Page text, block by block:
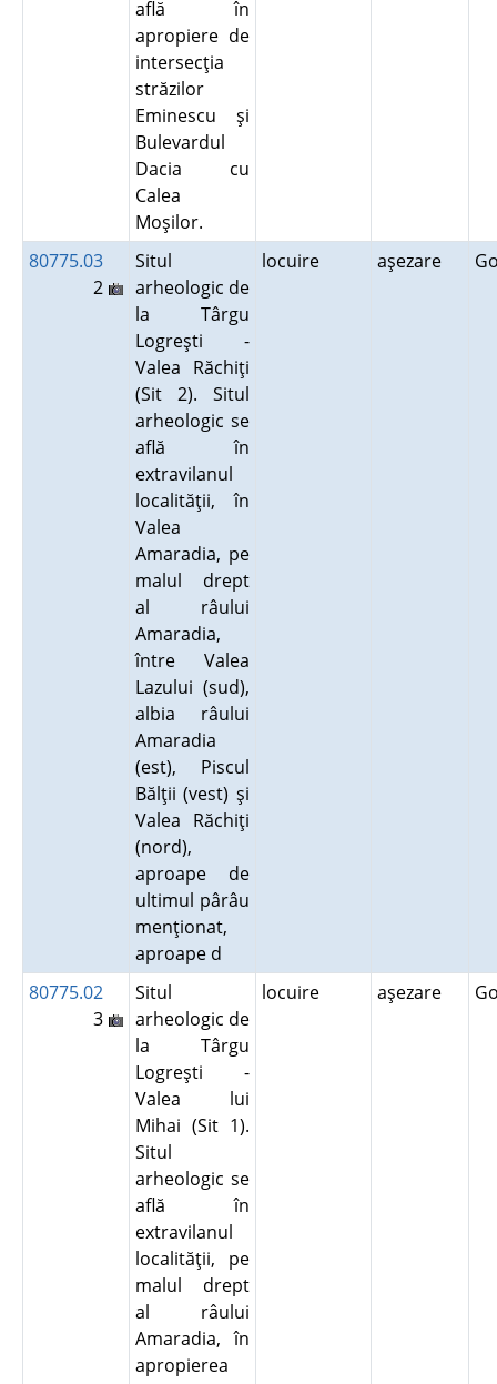
află în
apropiere de
intersecţia
străzilor
Eminescu şi
Bulevardul
Dacia cu
Calea
Moşilor.
80775.03
2
Situl
arheologic de
la Târgu
Logreşti -
Valea Răchiţi
(Sit 2). Situl
arheologic se
află în
extravilanul
localităţii, în
Valea
Amaradia, pe
malul drept
al râului
Amaradia,
între Valea
Lazului (sud),
albia râului
Amaradia
(est), Piscul
Bălţii (vest) şi
Valea Răchiţi
(nord),
aproape de
ultimul pârâu
menţionat,
aproape d
locuire aşezare
80775.02
3
Situl
arheologic de
la Târgu
Logreşti -
Valea lui
Mihai (Sit 1).
Situl
arheologic se
află în
extravilanul
localităţii, pe
malul drept
al râului
Amaradia, în
apropierea
locuire aşezare